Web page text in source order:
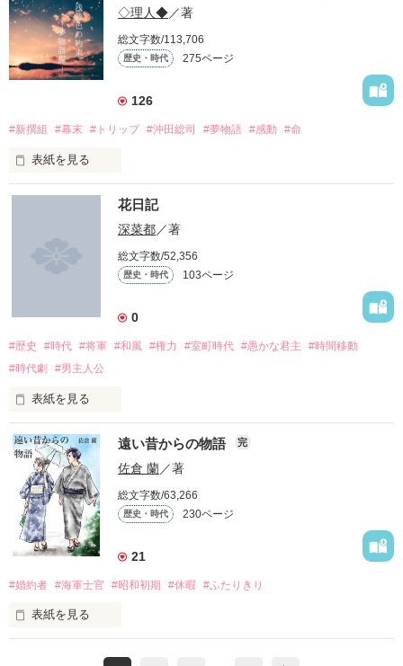
〜○〜○〜○〜○〜○〜○〜○〜○〜○〜
初小説です！
読んでくれると嬉しいです(≧▽≦)
少しだけ歴史と違います(;´д｀)
Thank you for remarkable reviews!!
SERAさん
水代 朱鈴さん
紅季華
-*-*-*-*-*-*-*-*-*-*-*-*-*-*-*-*-*-*-*-
(注)新選組をもとにしたフィクションです。様々な設定や時期
等は、物語と人物の設定上、忠実に沿わない部分が多々ござい
ます
少し残酷表現がありますが、ストーリー上必要なので、どうか
2022.8.10～
作品を読む
彼女、実は『人』ではなかった！
キャンキャン吠える犬？
「日向も道連れだからね？」
腹黒鬼畜な魔王様？
「どうした、逃げねぇのか？」
…いえいえ、彼女は
「見ての通り、『狐』だよ。
…ただの狐じゃないぞ？
思ひ知らずや
思ひ知れ
あら恨めしの心や……
※能『葵上』※
2018/02/01：開始
2018/03/30：PC故障のため中断
2018/04/28：再開
2018/05/09：完結
作品を読む
◇理人◆／著
総文字数/113,706
歴史・時代 275ページ
126
#新撰組 #幕末 #トリップ #沖田総司 #夢物語 #感動 #命
表紙を見る
そんな道も、きっとあったのです。
そしてその道もまた、
＊
たとえそれが、夢。
触れたら消えてしまう、幻。
『僕と一緒に来る？……江戸へ、来る？』
花日記
深菜都／著
総文字数/52,356
歴史・時代 103ページ
0
#歴史 #時代 #将軍 #和風 #権力 #室町時代 #愚かな君主
#時間移動
#時代劇
#男主人公
表紙を見る
『愚かな君主』
人は俺を、そう笑う。
*＊*
『女』が降ってきた。
遠い昔からの物語 完
佐倉 蘭／著
総文字数/63,266
歴史・時代 230ページ
21
#婚約者 #海軍士官 #昭和初期 #休暇 #ふたりきり
表紙を見る